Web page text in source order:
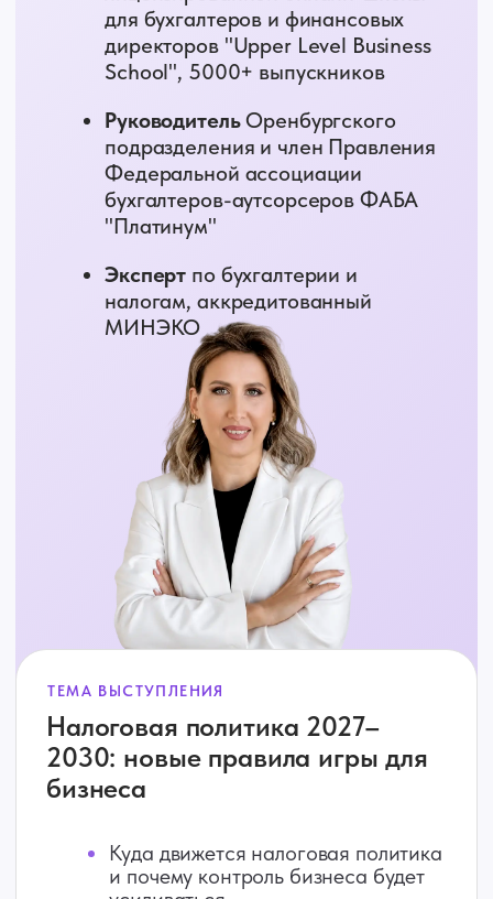
Налоговое планирование: где
заканчивается безопасность
и начинаются риски
DipNRF ACCA, DipNRF CPA,
Harvard Business School
Аттестованный налоговый
преподаватель ИПБР
Практик: 3000+ часовналогового
консультирования
Прошла путь
26 лет в профессии.
Бухгалтер. Предприниматель.
Налоговый консультант.
Лина Залевская
Где проходит граница между
законной оптимизацией и
опасными схемами
Какие налоговые решения чаще
всего приводят к доначислениям и
штрафам
Как бухгалтеру защищать бизнес
клиента в условиях усиления
контроля